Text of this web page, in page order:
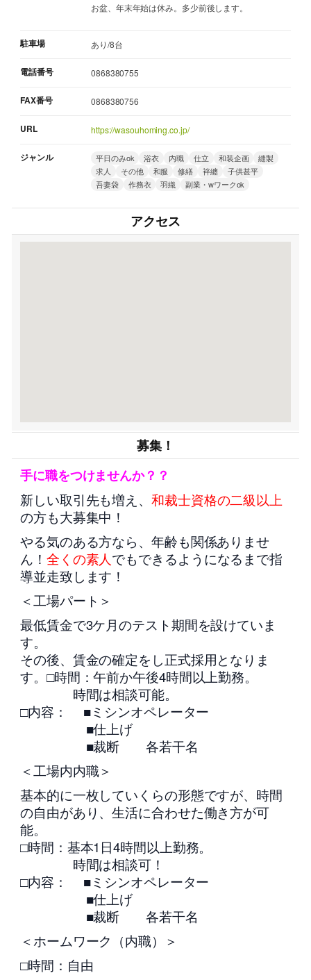
お盆、年末年始は休み。多少前後します。
駐車場 あり/8台
電話番号 0868380755
FAX番号 0868380756
URL https://wasouhoming.co.jp/
ジャンル 平日のみok 浴衣 内職 仕立 和装企画
縫製
求人
その他 和服 修繕 袢纏
子供甚平
吾妻袋
作務衣 羽織 副業・wワークok
アクセス
募集！
手に職をつけませんか？？
新しい取引先も増え、 和裁士資格の二級以上
の方も大募集中！
やる気のある方なら、年齢も関係ありませ
ん！ 全くの素人でもできるようになるまで指
導並走致します！
＜工場パート＞
最低賃金で3ケ月のテスト期間を設けていま
す。
その後、賃金の確定をし正式採用となりま
す。□時間：午前か午後4時間以上勤務。
時間は相談可能。
□内容： ■ミシンオペレーター
■仕上げ
■裁断 各若干名
＜工場内内職＞
基本的に一枚していくらの形態ですが、時間
の自由があり、生活に合わせた働き方が可
能。
□時間：基本1日4時間以上勤務。
時間は相談可！
□内容： ■ミシンオペレーター
■仕上げ
■裁断 各若干名
＜ホームワーク（内職）＞
□時間：自由